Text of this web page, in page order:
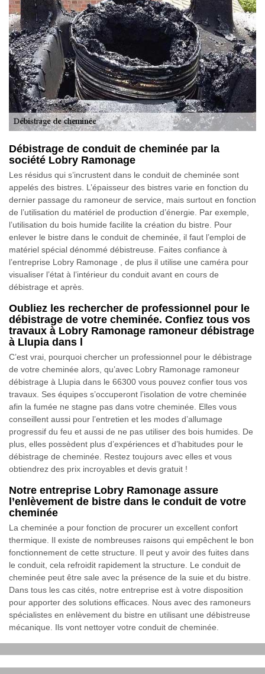
Débistrage de conduit de cheminée par la
société Lobry Ramonage
Les résidus qui s’incrustent dans le conduit de cheminée sont
appelés des bistres. L’épaisseur des bistres varie en fonction du
dernier passage du ramoneur de service, mais surtout en fonction
de l’utilisation du matériel de production d’énergie. Par exemple,
l’utilisation du bois humide facilite la création du bistre. Pour
enlever le bistre dans le conduit de cheminée, il faut l’emploi de
matériel spécial dénommé débistreuse. Faites confiance à
l’entreprise Lobry Ramonage , de plus il utilise une caméra pour
visualiser l’état à l’intérieur du conduit avant en cours de
débistrage et après.
Oubliez les rechercher de professionnel pour le
débistrage de votre cheminée. Confiez tous vos
travaux à Lobry Ramonage ramoneur débistrage
à Llupia dans l
C’est vrai, pourquoi chercher un professionnel pour le débistrage
de votre cheminée alors, qu’avec Lobry Ramonage ramoneur
débistrage à Llupia dans le 66300 vous pouvez confier tous vos
travaux. Ses équipes s’occuperont l’isolation de votre cheminée
afin la fumée ne stagne pas dans votre cheminée. Elles vous
conseillent aussi pour l’entretien et les modes d’allumage
progressif du feu et aussi de ne pas utiliser des bois humides. De
plus, elles possèdent plus d’expériences et d’habitudes pour le
débistrage de cheminée. Restez toujours avec elles et vous
obtiendrez des prix incroyables et devis gratuit !
Notre entreprise Lobry Ramonage assure
l’enlèvement de bistre dans le conduit de votre
cheminée
La cheminée a pour fonction de procurer un excellent confort
thermique. Il existe de nombreuses raisons qui empêchent le bon
fonctionnement de cette structure. Il peut y avoir des fuites dans
le conduit, cela refroidit rapidement la structure. Le conduit de
cheminée peut être sale avec la présence de la suie et du bistre.
Dans tous les cas cités, notre entreprise est à votre disposition
pour apporter des solutions efficaces. Nous avec des ramoneurs
spécialistes en enlèvement du bistre en utilisant une débistreuse
mécanique. Ils vont nettoyer votre conduit de cheminée.